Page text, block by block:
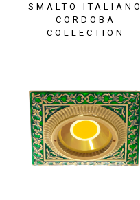
SMALTO ITALIANO
CORDOBA
COLLECTION